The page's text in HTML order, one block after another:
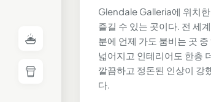
Glendale Galleria에 위치
즐길 수 있는 곳이다. 전 세
분에 언제 가도 붐비는 곳
넓어지고 인테리어도 한층
깔끔하고 정돈된 인상이 강
다.